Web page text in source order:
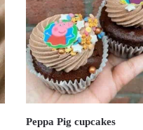
Peppa Pig cupcakes